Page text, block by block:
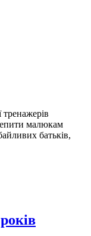
малюкам
батьків,